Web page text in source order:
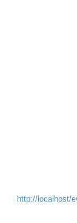
http://localhost/